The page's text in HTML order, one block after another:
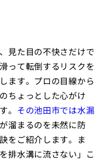
見た目の不快さだけで
って転倒するリスクを
ます。プロの目線から
ちょっとした心がけ
。 その池田市では水漏
溜まるのを未然に防
をご紹介します。ま
排水溝に流さない」こ